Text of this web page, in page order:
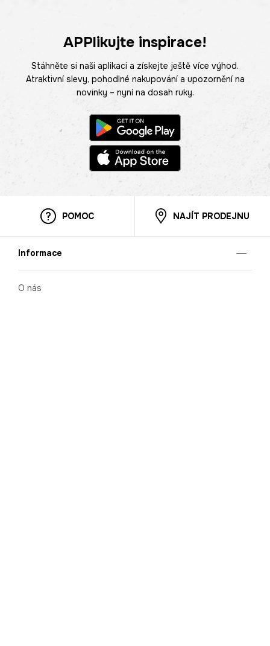
APPlikujte inspirace!
Stáhněte si naši aplikaci a získejte ještě více výhod.
Atraktivní slevy, pohodlné nakupování a upozornění na
novinky – nyní na dosah ruky.
POMOC NAJÍT PRODEJNU
Informace
O nás